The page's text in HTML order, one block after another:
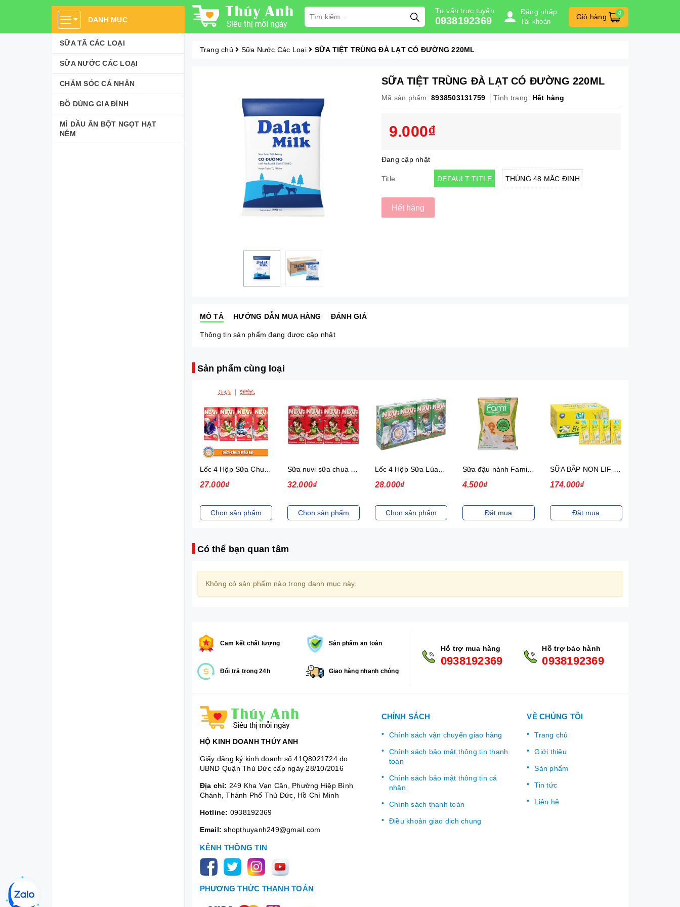
DANH MỤC
SỮA TÃ CÁC LOẠI
SỮA NƯỚC CÁC LOẠI
CHĂM SÓC CÁ NHÂN
ĐỒ DÙNG GIA ĐÌNH
MÌ DẦU ĂN BỘT NGỌT HẠT
NÊM
Tư vấn trực tuyến
0938192369
Đăng nhập
Tài khoản
Giỏ hàng 0
Trang chủ Sữa Nước Các Loại SỮA TIỆT TRÙNG ĐÀ LẠT CÓ ĐƯỜNG 220ML
SỮA TIỆT TRÙNG ĐÀ LẠT CÓ ĐƯỜNG 220ML
Mã sản phẩm: 8938503131759 Tình trạng: Hết hàng
9.000₫
Đang cập nhật
Title: DEFAULT TITLE THÙNG 48 MẶC ĐỊNH
Hết hàng
MÔ TẢ HƯỚNG DẪN MUA HÀNG ĐÁNH GIÁ
Thông tin sản phẩm đang được cập nhật
Sản phẩm cùng loại
27.000₫
Chọn sản phẩm
32.000₫
Chọn sản phẩm
28.000₫
Chọn sản phẩm
Sữa đậu nành Fami Nguyên chất Có đường Bịch 200ml 40 Bịch/Thùng
4.500₫
Đặt mua
174.000₫
Đặt mua
Có thể bạn quan tâm
Không có sản phẩm nào trong danh mục này.
Cam kết chất lượng Sản phẩm an toàn
Đổi trả trong 24h Giao hàng nhanh chóng
Hỗ trợ mua hàng
0938192369
Hỗ trợ bảo hành
0938192369
HỘ KINH DOANH THÚY ANH
Giấy đăng ký kinh doanh số 41Q8021724 do
UBND Quận Thủ Đức cấp ngày 28/10/2016
Địa chỉ: 249 Kha Vạn Cân, Phường Hiệp Bình
Chánh, Thành Phố Thủ Đức, Hồ Chí Minh
Hotline: 0938192369
Email: shopthuyanh249@gmail.com
KÊNH THÔNG TIN
PHƯƠNG THỨC THANH TOÁN
CHÍNH SÁCH
Chính sách vận chuyển giao hàng
Chính sách bảo mật thông tin thanh
toán
Chính sách bảo mật thông tin cá
nhân
Chính sách thanh toán
Điều khoản giao dịch chung
VỀ CHÚNG TÔI
Trang chủ
Giới thiệu
Sản phẩm
Tin tức
Liên hệ